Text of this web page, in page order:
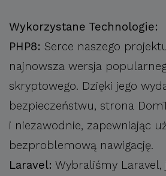
Wykorzystane Technologie:
PHP8: Serce naszego
najnowsza wersja
skryptowego. Dzięki jego
bezpieczeństwu, strona
i niezawodnie, zapewniając
bezproblemową nawigację.
Laravel: Wybraliśmy Laravel,